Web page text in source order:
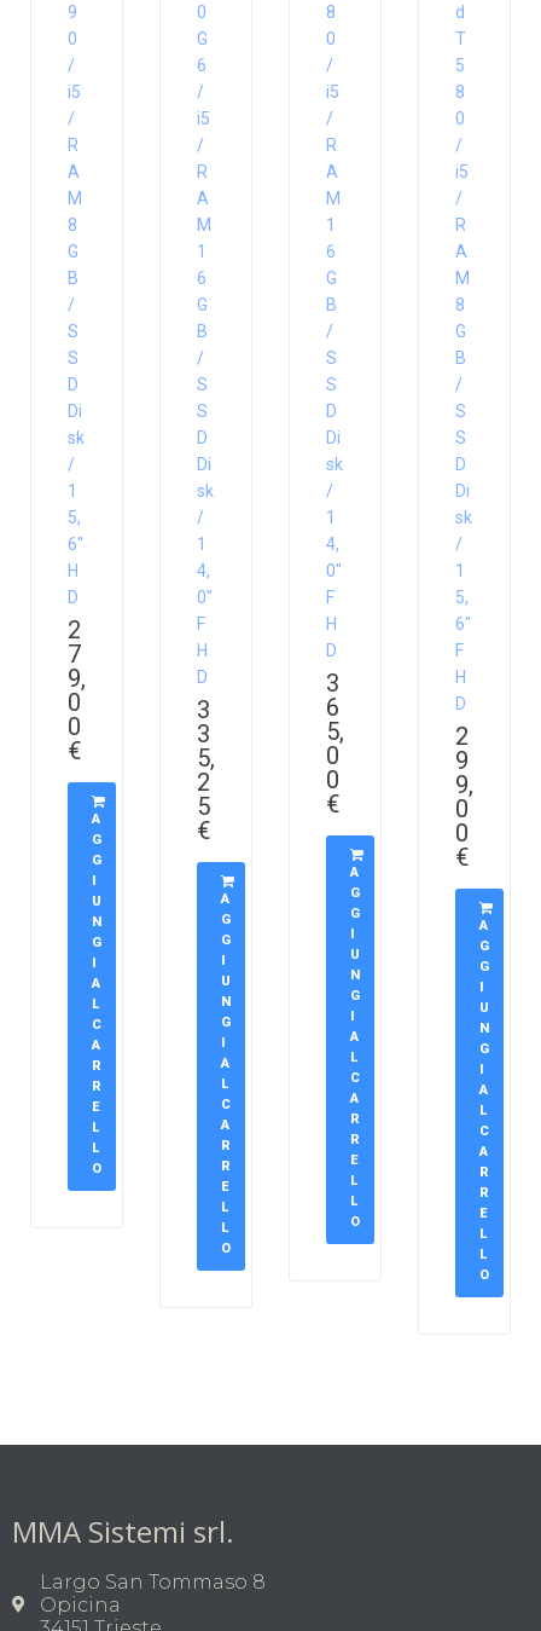
9
0
/
i5
/
R
A
M
8
G
B
/
S
S
D
Di
sk
/
1
5,
6″
H
D
2
7
9,
0
0
€
A
G
G
I
U
N
G
I
A
L
C
A
R
R
E
L
L
O
0
G
6
/
i5
/
R
A
M
1
6
G
B
/
S
S
D
Di
sk
/
1
4,
0″
F
H
D
3
3
5,
2
5
€
A
G
G
I
U
N
G
I
A
L
C
A
R
R
E
L
L
O
8
0
/
i5
/
R
A
M
1
6
G
B
/
S
S
D
Di
sk
/
1
4,
0″
F
H
D
3
6
5,
0
0
€
A
G
G
I
U
N
G
I
A
L
C
A
R
R
E
L
L
O
d
T
5
8
0
/
i5
/
R
A
M
8
G
B
/
S
S
D
Di
sk
/
1
5,
6″
F
H
D
2
9
9,
0
0
€
A
G
G
I
U
N
G
I
A
L
C
A
R
R
E
L
L
O
MMA Sistemi srl.
Largo San Tommaso 8
Opicina